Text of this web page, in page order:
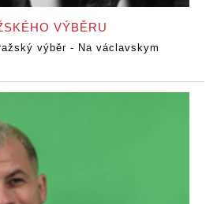
VÝBĚRU
výběr - Na václavskym